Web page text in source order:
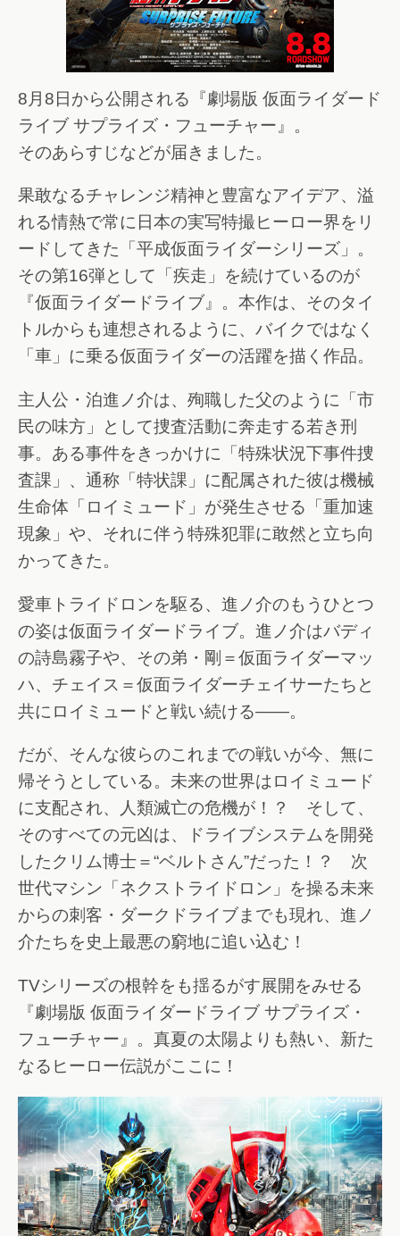
8月8日から公開される『劇場版 仮面ライダード
ライブ サプライズ・フューチャー』。
そのあらすじなどが届きました。
果敢なるチャレンジ精神と豊富なアイデア、溢
れる情熱で常に日本の実写特撮ヒーロー界をリ
ードしてきた「平成仮面ライダーシリーズ」。
その第16弾として「疾走」を続けているのが
『仮面ライダードライブ』。本作は、そのタイ
トルからも連想されるように、バイクではなく
「車」に乗る仮面ライダーの活躍を描く作品。
主人公・泊進ノ介は、殉職した父のように「市
民の味方」として捜査活動に奔走する若き刑
事。ある事件をきっかけに「特殊状況下事件捜
査課」、通称「特状課」に配属された彼は機械
生命体「ロイミュード」が発生させる「重加速
現象」や、それに伴う特殊犯罪に敢然と立ち向
かってきた。
愛車トライドロンを駆る、進ノ介のもうひとつ
の姿は仮面ライダードライブ。進ノ介はバディ
の詩島霧子や、その弟・剛＝仮面ライダーマッ
ハ、チェイス＝仮面ライダーチェイサーたちと
共にロイミュードと戦い続ける――。
だが、そんな彼らのこれまでの戦いが今、無に
帰そうとしている。未来の世界はロイミュード
に支配され、人類滅亡の危機が！？ そして、
そのすべての元凶は、ドライブシステムを開発
したクリム博士＝“ベルトさん”だった！？ 次
世代マシン「ネクストライドロン」を操る未来
からの刺客・ダークドライブまでも現れ、進ノ
介たちを史上最悪の窮地に追い込む！
TVシリーズの根幹をも揺るがす展開をみせる
『劇場版 仮面ライダードライブ サプライズ・
フューチャー』。真夏の太陽よりも熱い、新た
なるヒーロー伝説がここに！